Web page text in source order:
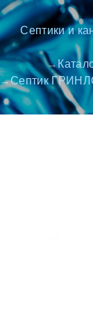
Септики и
Септик